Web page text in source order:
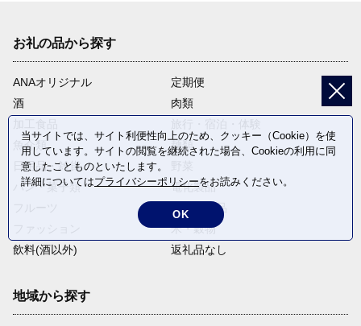
お礼の品から探す
ANAオリジナル
定期便
酒
肉類
魚介類
麺類
日用品・雑貨
パン・菓子類
電化製品
卵・乳製品
米・穀物
飲料(酒以外)
返礼品なし
地域から探す
当サイトでは、サイト利便性向上のため、クッキー（Cookie）を使
用しています。サイトの閲覧を継続された場合、Cookieの利用に同
意したことものといたします。
詳細についてはプライバシーポリシーをお読みください。
OK